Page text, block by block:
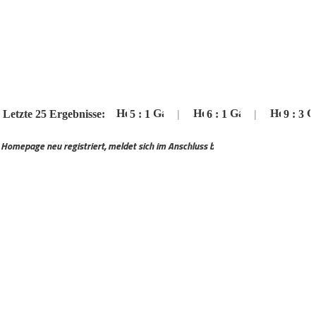
25 Ergebnisse: 5: | 6: | 9: |
registriert, meldet sich im Anschluss bitte auf unseren Discord Server an